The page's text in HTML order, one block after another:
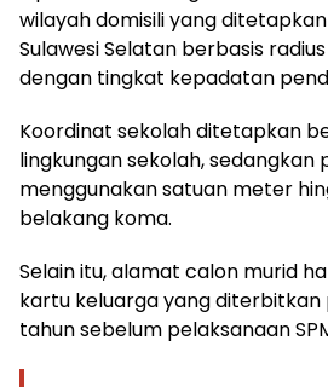
wilayah domisili yang
Sulawesi Selatan berbasis
dengan tingkat kepadatan
Koordinat sekolah ditetapkan
lingkungan sekolah, sedangkan
menggunakan satuan meter
belakang koma.
Selain itu, alamat calon murid
kartu keluarga yang diterbitkan
tahun sebelum pelaksanaan